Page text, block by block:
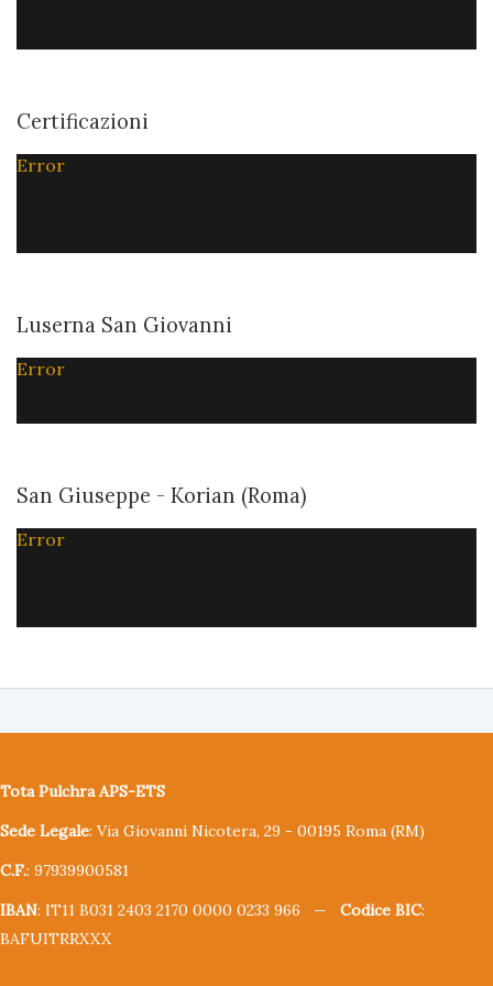
Certificazioni
Error
Luserna San Giovanni
Error
San Giuseppe - Korian (Roma)
Error
Tota Pulchra APS-ETS
Sede Legale: Via Giovanni Nicotera, 29 - 00195 Roma (RM)
C.F.: 97939900581
IBAN: IT11 B031 2403 2170 0000 0233 966 — Codice BIC:
BAFUITRRXXX